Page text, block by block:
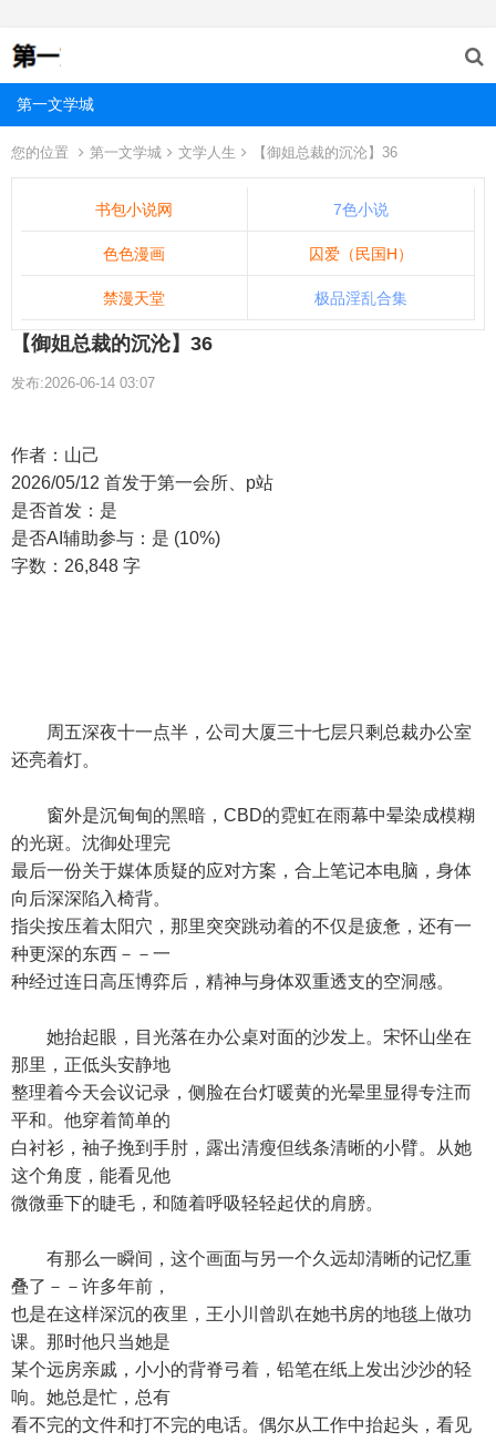
第一文学城
您的位置 第一文学城 文学人生 【御姐总裁的沉沦】36
书包小说网 7色小说
色色漫画 囚爱（民国H）
禁漫天堂 极品淫乱合集
【御姐总裁的沉沦】36
发布:2026-06-14 03:07
作者：山己
2026/05/12 首发于第一会所、p站
是否首发：是
是否AI辅助参与：是 (10%)
字数：26,848 字
周五深夜十一点半，公司大厦三十七层只剩总裁办公室
还亮着灯。
窗外是沉甸甸的黑暗，CBD的霓虹在雨幕中晕染成模糊
的光斑。沈御处理完
最后一份关于媒体质疑的应对方案，合上笔记本电脑，身体
向后深深陷入椅背。
指尖按压着太阳穴，那里突突跳动着的不仅是疲惫，还有一
种更深的东西－－一
种经过连日高压博弈后，精神与身体双重透支的空洞感。
她抬起眼，目光落在办公桌对面的沙发上。宋怀山坐在
那里，正低头安静地
整理着今天会议记录，侧脸在台灯暖黄的光晕里显得专注而
平和。他穿着简单的
白衬衫，袖子挽到手肘，露出清瘦但线条清晰的小臂。从她
这个角度，能看见他
微微垂下的睫毛，和随着呼吸轻轻起伏的肩膀。
有那么一瞬间，这个画面与另一个久远却清晰的记忆重
叠了－－许多年前，
也是在这样深沉的夜里，王小川曾趴在她书房的地毯上做功
课。那时他只当她是
某个远房亲戚，小小的背脊弓着，铅笔在纸上发出沙沙的轻
响。她总是忙，总有
看不完的文件和打不完的电话。偶尔从工作中抬起头，看见